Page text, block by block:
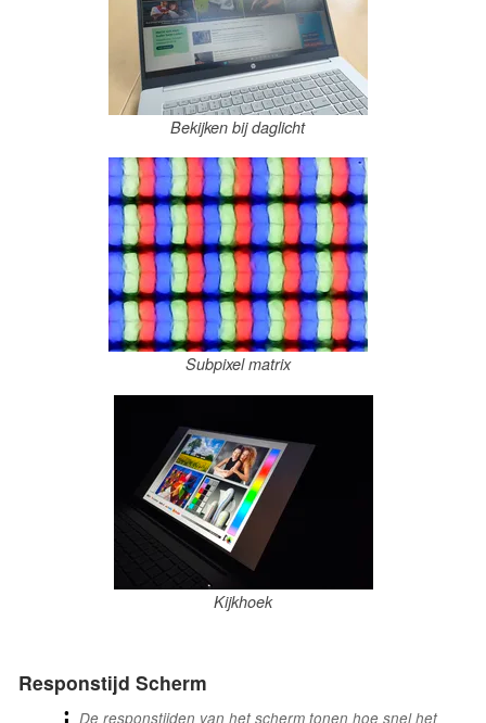
Bekijken bij daglicht
Subpixel matrix
Kijkhoek
Responstijd Scherm
De responstijden van het scherm tonen hoe snel het